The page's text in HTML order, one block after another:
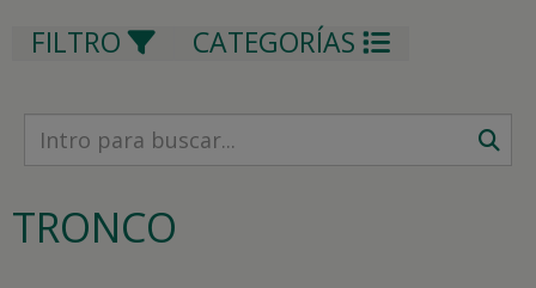
FILTRO CATEGORÍAS
TRONCO